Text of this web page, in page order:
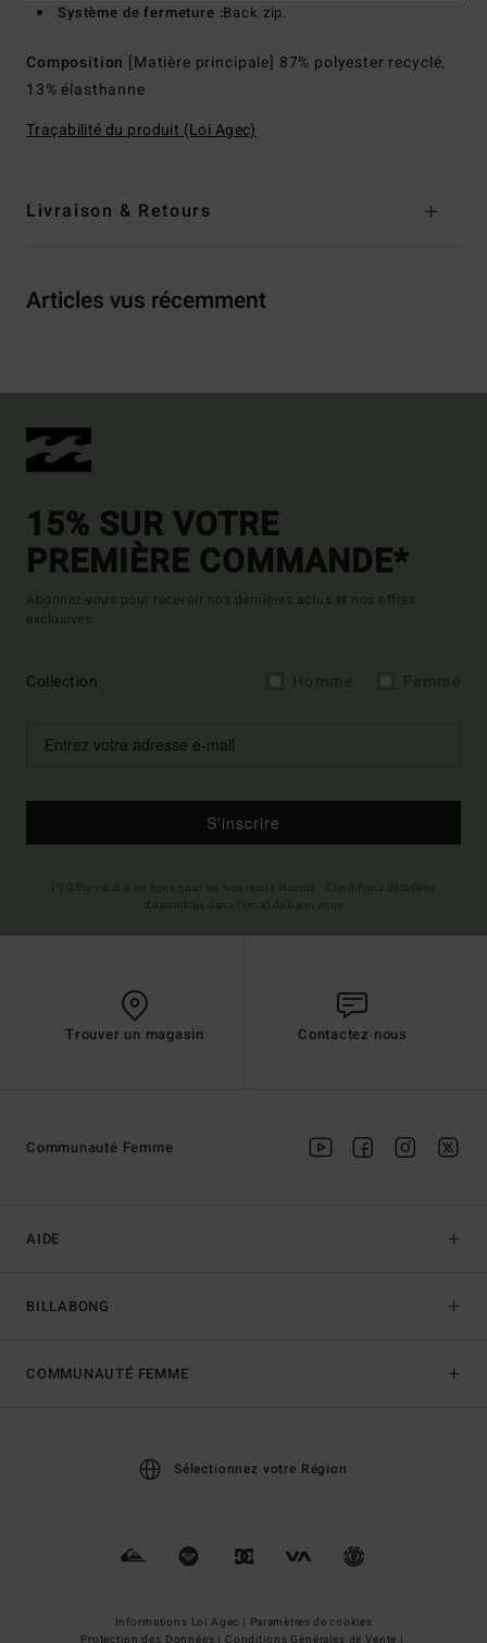
Système de fermeture :Back zip.
Composition [Matière principale] 87% polyester recyclé,
13% élasthanne
Traçabilité du produit (Loi Agec)
Livraison & Retours
Articles vus récemment
15% SUR VOTRE
PREMIÈRE COMMANDE*
Abonnez-vous pour recevoir nos dernières actus et nos offres
exclusives.
Collection
S'inscrire
Trouver un magasin Contactez nous
AIDE
BILLABONG
Communauté Femme
COMMUNAUTÉ FEMME
Sélectionnez votre Région
Informations Loi Agec | Paramètres de cookies